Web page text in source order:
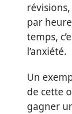
par
temps,
l’anxiété.
Un
de cette
gagner